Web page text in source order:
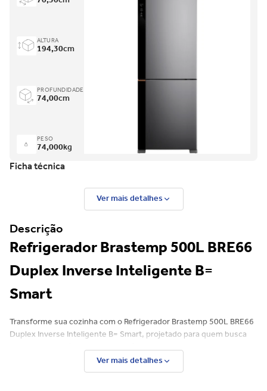
ALTURA
194,30cm
PROFUNDIDADE
74,00cm
PESO
74,000kg
Ficha técnica
Ver mais detalhes
Descrição
Refrigerador Brastemp 500L BRE66
Duplex Inverse Inteligente B=
Smart
Transforme sua cozinha com o Refrigerador Brastemp 500L BRE66
Duplex Inverse Inteligente B= Smart, projetado para quem busca
tecnologia, eficiência e organização no dia a dia. Com design
moderno e capacidade ideal para famílias brasileiras, este
refrigerador Inverse (com freezer embaixo) une inteligência
Ver mais detalhes